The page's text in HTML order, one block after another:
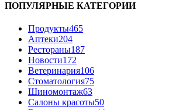
ПОПУЛЯРНЫЕ КАТЕГОРИИ
Продукты465
Аптеки204
Рестораны187
Новости172
Ветеринария106
Стоматология75
Шиномонтаж63
Салоны красоты50